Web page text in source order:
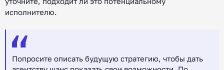
исполнителю.
Попросите описать будущую стратегию, чтобы дать